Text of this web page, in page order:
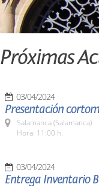
Próximas
03/04/2024
Presentación
Salamanca (Salamanca)
Hora: 11:00 h.
03/04/2024
Entrega Inventario